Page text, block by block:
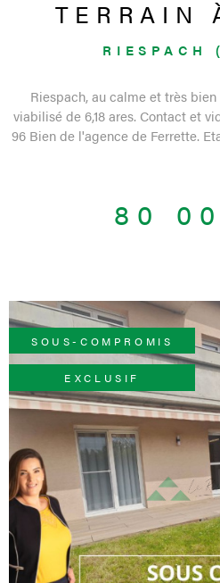
TERRAIN
RIESPACH
Riespach, au calme et très
viabilisé de 6,18 ares. Contact et
96 Bien de l'agence de Ferrette.
80
SOUS-COMPROMIS
EXCLUSIF
VOIR LE